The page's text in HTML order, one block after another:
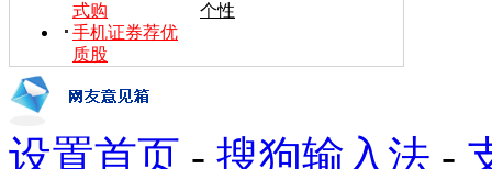
式购
个性
手机证券荐优
质股
设置首页 - 搜狗输入法 -